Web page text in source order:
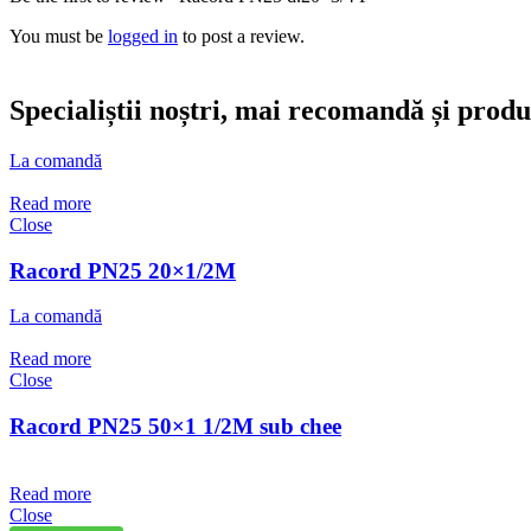
You must be logged in to post a review.
Specialiștii noștri, mai recomandă și
La comandă
Read more
Close
Racord PN25 20×1/2M
La comandă
Read more
Close
Racord PN25 50×1 1/2M sub chee
Read more
Close